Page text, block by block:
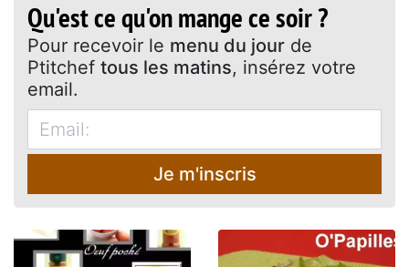
Qu'est ce qu'on mange ce soir ?
Pour recevoir le menu du jour de
Ptitchef tous les matins, insérez votre
email.
Je m'inscris